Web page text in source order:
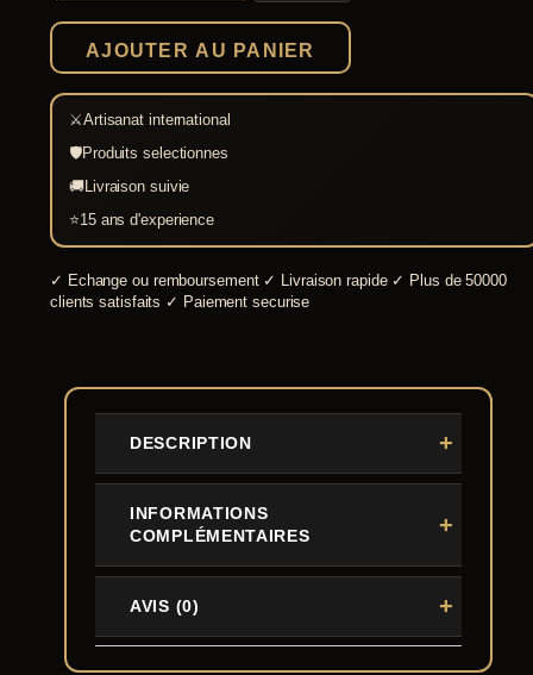
AJOUTER AU PANIER
⚔Artisanat international
🛡Produits selectionnes
🚚Livraison suivie
⭐15 ans d'experience
✓ Echange ou remboursement ✓ Livraison rapide ✓ Plus de 50000
clients satisfaits ✓ Paiement securise
DESCRIPTION
INFORMATIONS
COMPLÉMENTAIRES
AVIS (0)